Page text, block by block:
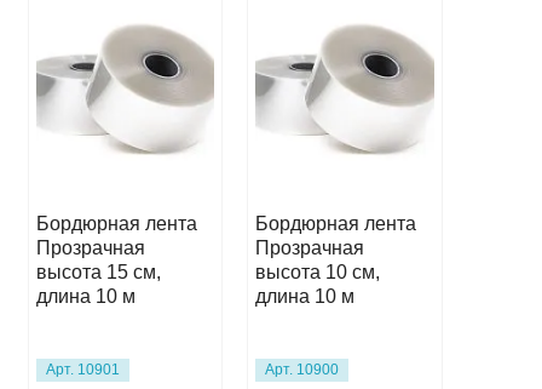
Бордюрная лента
Прозрачная
высота 15 см,
длина 10 м
Арт. 10901
Бордюрная лента
Прозрачная
высота 10 см,
длина 10 м
Арт. 10900